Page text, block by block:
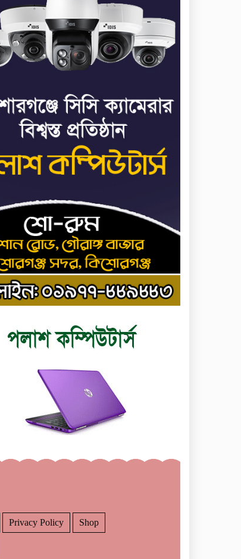
মাত্র ছয় দিনেই ১ বিলিয়ন
ডলার আয় স্পাইডার-ম্যান:
ব্র্যান্ড নিউ ডে
মামলা
ধর্ষণের অভিযোগে কনটেন্ট
ক্রিয়েটর রিপন মিয়ার বিরুদ্ধে
মামলা
যে ডকুমেন্টারিতে আবু সাঈদের
ডকুমেন্টারি নয়: ভারপ্রাপ্ত
রাষ্ট্রপতি
Privacy Policy Shop